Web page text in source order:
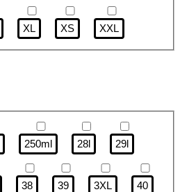
XL XS XXL
250ml 28l 29l
38 39 3XL 40